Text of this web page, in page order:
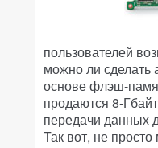
пользователей
можно ли сделать
основе флэш-
продаются 8-
передачи данных
Так вот, не